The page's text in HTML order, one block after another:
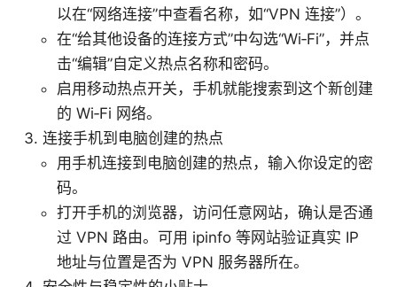
以在“网络连接”中查看名称，如“VPN 连接”）。
在“给其他设备的连接方式”中勾选“Wi‑Fi”，并点
击“编辑”自定义热点名称和密码。
启用移动热点开关，手机就能搜索到这个新创建
的 Wi‑Fi 网络。
连接手机到电脑创建的热点
用手机连接到电脑创建的热点，输入你设定的密
码。
打开手机的浏览器，访问任意网站，确认是否通
过 VPN 路由。可用 ipinfo 等网站验证真实 IP
地址与位置是否为 VPN 服务器所在。